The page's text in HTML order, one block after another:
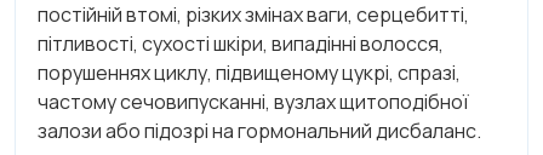
постійній втомі, різких змінах ваги, серцебитті,
пітливості, сухості шкіри, випадінні волосся,
порушеннях циклу, підвищеному цукрі, спразі,
частому сечовипусканні, вузлах щитоподібної
залози або підозрі на гормональний дисбаланс.